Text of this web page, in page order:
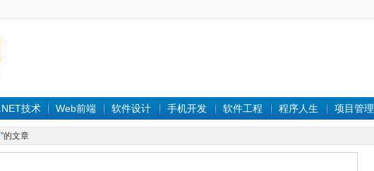
.NET技术 Web前端 软件设计 手机开发 软件工程 程序人生 项目管理
”的文章